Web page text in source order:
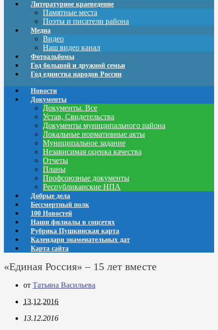
Литературное краеведение
Памятные места
Поэты и писатели района
Медиа
Видео
Наш видео канал
Фотоальбомы
Год большой и дружной семьи
Год единства народов России
Новости
Документы
Документы. Все
Устав, Свидетельства
Документы муниципального района
Локальные нормативные акты
Муниципальное задание
Независимая оценка качества
Отчеты
Планы
Профсоюзные документы
Республиканские НПА
Добрые дела
Бессмертный полк
100 Новостей
Наши филиалы в соцсетях
Рубрика Пушкинская карта
Календари знаменательных дат
Карта сайта
«Единая Россия» – 15 лет вместе
от Татьяна Васильева
13.12.2016
13.12.2016